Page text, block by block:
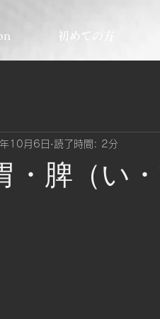
初めての方
・脾（い
10月6日 読了時間: 2分